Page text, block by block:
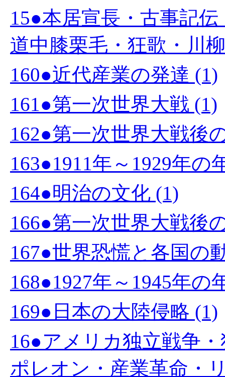
15●本居宣長・古事記
道中膝栗毛・狂歌・川
160●近代産業の発達 (1)
161●第一次世界大戦 (1)
162●第一次世界大戦後
163●1911年～1929年の
164●明治の文化 (1)
166●第一次世界大戦後
167●世界恐慌と各国の
168●1927年～1945年の
169●日本の大陸侵略 (1)
16●アメリカ独立戦争
ポレオン・産業革命・